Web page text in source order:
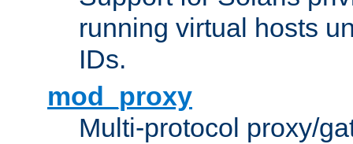
running virtual hosts
IDs.
mod_proxy
Multi-protocol proxy/